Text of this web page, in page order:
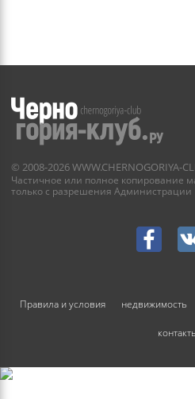
© 2008-2026WWW.CHERNOGORIYA-
Частичное или полное копирование
только с разрешения Администрации
Правила и условия недвижимость